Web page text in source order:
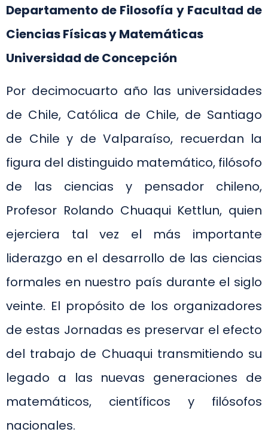
Departamento de Filosofía y Facultad de
Ciencias Físicas y Matemáticas
Universidad de Concepción
Por decimocuarto año las universidades
de Chile, Católica de Chile, de Santiago
de Chile y de Valparaíso, recuerdan la
figura del distinguido matemático, filósofo
de las ciencias y pensador chileno,
Profesor Rolando Chuaqui Kettlun, quien
ejerciera tal vez el más importante
liderazgo en el desarrollo de las ciencias
formales en nuestro país durante el siglo
veinte. El propósito de los organizadores
de estas Jornadas es preservar el efecto
del trabajo de Chuaqui transmitiendo su
legado a las nuevas generaciones de
matemáticos, científicos y filósofos
nacionales.